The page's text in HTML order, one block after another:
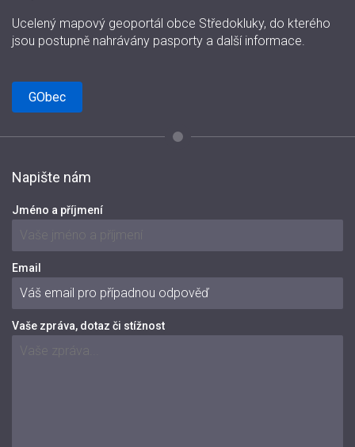
Ucelený mapový geoportál obce Středokluky, do kterého
jsou postupně nahrávány pasporty a další informace.
GObec
Napište nám
Jméno a příjmení
Email
Vaše zpráva, dotaz či stížnost